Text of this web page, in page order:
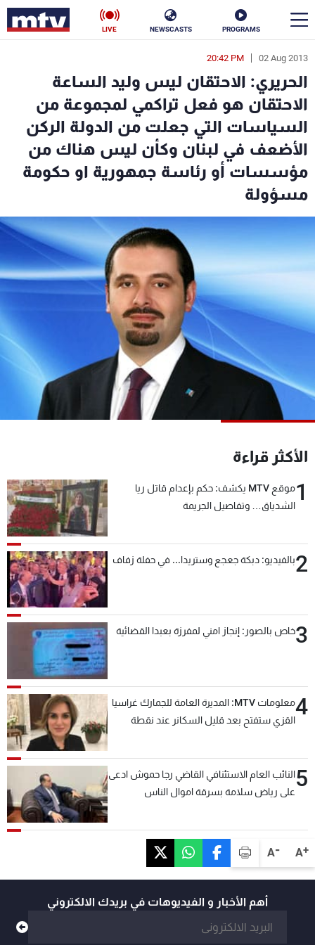
PROGRAMS
NEWSCASTS
LIVE
A+
A-
02 Aug 2013
20:42 PM
الحريري: الاحتقان ليس وليد الساعة
الاحتقان هو فعل تراكمي لمجموعة من
السياسات التي جعلت من الدولة الركن
الأضعف في لبنان وكأن ليس هناك من
مؤسسات أو رئاسة جمهورية او حكومة
مسؤولة
الأكثر قراءة
1
موقع MTV يكشف: حكم بإعدام قاتل ريا
الشدياق… وتفاصيل الجريمة
2بالفيديو: دبكة جعجع وستريدا... في حفلة زفاف
3خاص بالصور: إنجاز امني لمفرزة بعبدا القضائية
4
معلومات MTV: المديرة العامة للجمارك غراسيا
القزي ستفتح بعد قليل السكانر عند نقطة
السعودية والدول العربية
5النائب العام الاستئنافي القاضي رجا حموش ادعى
على رياض سلامة بسرقة اموال الناس
أهم الأخبار و الفيديوهات في بريدك الالكتروني
en
الأخبار
سياسة ناس
فن
منوعات
البرامج
جدول البرامج
شاهد البرامج
عن MTV
الإنـتـاج
لاعلاناتكم
وظائف
تواصل معنا